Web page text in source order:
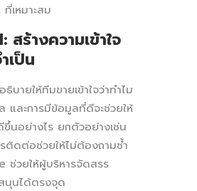
เหมาะสม
สร้างความเข้าใจ
เป็น
บายให้ทีมขายเข้าใจว่าทำไม
และการมีข้อมูลที่ดีจะช่วยให้
ขึ้นอย่างไร ยกตัวอย่างเช่น
ติดต่อช่วยให้ไม่ต้องถามซ้ำ
ช่วยให้ผู้บริหารจัดสรร
นุนได้ตรงจุด